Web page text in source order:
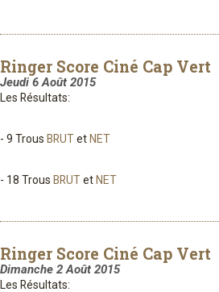
Ringer Score Ciné Cap Vert
Jeudi 6 Août 2015
Les Résultats:
- 9 Trous BRUTetNET
- 18 Trous BRUTetNET
Ringer Score Ciné Cap Vert
Dimanche 2 Août 2015
Les Résultats: